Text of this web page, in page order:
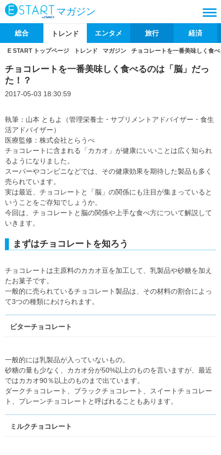
マガジン
総合 トレンド エンタメ 旅行 経済
E START トップページ トレンド マガジン チョコレートを一番美味しく食
チョコレートを一番美味しく食べるのは「脳」だっ
た！？
2017-05-03 18:30:59
執筆：山本 ともよ（管理栄養士・サプリメントアドバイザー・食生
活アドバイザー）
医療監修：株式会社とらうべ
チョコレートに含まれる「カカオ」が健康にいいことは広く知られ
るようになりました。
スーパーやコンビニなどでは、その健康効果を期待した製品も多く
売られています。
実は最近、チョコレートと「脳」の関係にも注目が集まっていると
いうことをご存知でしょうか。
今回は、チョコレートと脳の関係や上手な食べ方について解説して
いきます。
まずはチョコレートを知ろう
チョコレートは主原料のカカオ豆を加工して、乳製品や砂糖を加え
たお菓子です。
一般的に売られているチョコレート製品は、その材料の割合によっ
て3つの種類にわけられます。
ビターチョコレート
一般的には乳製品が入っていないもの。
砂糖の量も少なく、カカオ分が50%以上のものを言いますが、最近
ではカカオ90％以上のものまで出ています。
ダークチョコレート、ブラックチョコレート、スイートチョコレー
ト、プレーンチョコレートと呼ばれることもあります。
ミルクチョコレート